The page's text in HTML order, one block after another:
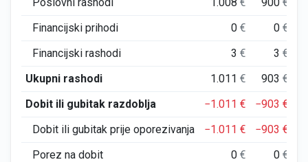
Financijski prihodi
0€ 0€
Financijski rashodi
3€ 3€
Ukupni rashodi
1.011€ 903€
Dobit ili gubitak razdoblja
−1.011€ −903€
Dobit ili gubitak prije oporezivanja
−1.011€ −903€
Porez na dobit
0€ 0€